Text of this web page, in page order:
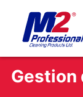
Gestion